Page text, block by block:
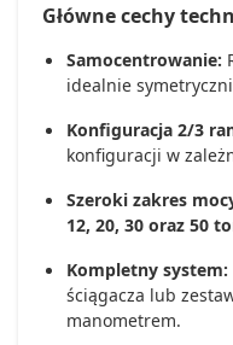
Główne cechy
Samocentrowanie:
idealnie
Konfiguracja 2/3
konfiguracji w
Szeroki zakres
12, 20, 30 oraz 50
Kompletny system:
ściągacza lub
manometrem.